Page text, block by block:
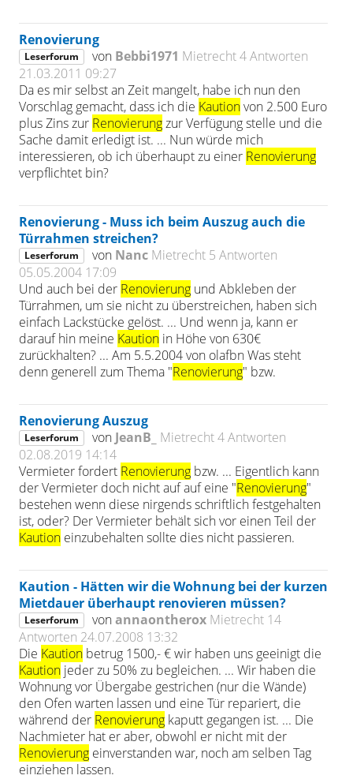
Renovierung
Leserforum von Bebbi1971 Mietrecht4 Antworten
21.03.2011 09:27
Da es mir selbst an Zeit mangelt, habe ich nun den
Vorschlag gemacht, dass ich die Kautionvon 2.500 Euro
plus Zins zur Renovierungzur Verfügung stelle und die
Sache damit erledigt ist. ... Nun würde mich
interessieren, ob ich überhaupt zu einer Renovierung
verpflichtet bin?
Renovierung - Muss ich beim Auszug auch die
Türrahmen streichen?
Leserforum von Nanc Mietrecht 5 Antworten
05.05.2004 17:09
Und auch bei der Renovierung und Abkleben der
Türrahmen, um sie nicht zu überstreichen, haben sich
einfach Lackstücke gelöst. ... Und wenn ja, kann er
darauf hin meine Kaution in Höhe von 630€
zurückhalten? ... Am 5.5.2004 von olafbn Was steht
denn generell zum Thema "Renovierung" bzw.
Renovierung Auszug
Leserforum von JeanB_ Mietrecht4 Antworten
02.08.2019 14:14
Vermieter fordert Renovierung bzw. ... Eigentlich kann
der Vermieter doch nicht auf auf eine "Renovierung"
bestehen wenn diese nirgends schriftlich festgehalten
ist, oder? Der Vermieter behält sich vor einen Teil der
Kaution einzubehalten sollte dies nicht passieren.
Kaution - Hätten wir die Wohnung bei der kurzen
Mietdauer überhaupt renovieren müssen?
Leserforum vonannaontherox Mietrecht 14
Antworten 24.07.2008 13:32
Die Kaution betrug 1500,- € wir haben uns geeinigt die
Kaution jeder zu 50% zu begleichen. ... Wir haben die
Wohnung vor Übergabe gestrichen (nur die Wände)
den Ofen warten lassen und eine Tür repariert, die
während der Renovierung kaputt gegangen ist. ... Die
Nachmieter hat er aber, obwohl er nicht mit der
Renovierung einverstanden war, noch am selben Tag
einziehen lassen.